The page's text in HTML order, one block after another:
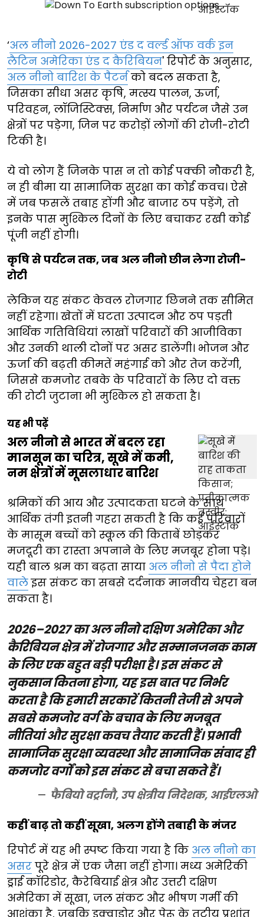
‘अल नीनो 2026-2027 एंड द वर्ल्ड ऑफ वर्क इन
लैटिन अमेरिका एंड द कैरिबियन' रिपोर्ट के अनुसार,
अल नीनो बारिश के पैटर्नको बदल सकता है,
जिसका सीधा असर कृषि, मत्स्य पालन, ऊर्जा,
परिवहन, लॉजिस्टिक्स, निर्माण और पर्यटन जैसे उन
क्षेत्रों पर पड़ेगा, जिन पर करोड़ों लोगों की रोजी-रोटी
टिकी है।
ये वो लोग हैं जिनके पास न तो कोई पक्की नौकरी है,
न ही बीमा या सामाजिक सुरक्षा का कोई कवच। ऐसे
में जब फसलें तबाह होंगी और बाजार ठप पड़ेंगे, तो
इनके पास मुश्किल दिनों के लिए बचाकर रखी कोई
पूंजी नहीं होगी।
कृषि से पर्यटन तक, जब अल नीनो छीन लेगा रोजी-
रोटी
लेकिन यह संकट केवल रोजगार छिनने तक सीमित
नहीं रहेगा। खेतों में घटता उत्पादन और ठप पड़ती
आर्थिक गतिविधियां लाखों परिवारों की आजीविका
और उनकी थाली दोनों पर असर डालेंगी। भोजन और
ऊर्जा की बढ़ती कीमतें महंगाई को और तेज करेंगी,
जिससे कमजोर तबके के परिवारों के लिए दो वक्त
की रोटी जुटाना भी मुश्किल हो सकता है।
यह भी पढ़ें
अल नीनो से भारत में बदल रहा
मानसून का चरित्र, सूखे में कमी,
नम क्षेत्रों में मूसलाधार बारिश
श्रमिकों की आय और उत्पादकता घटने के साथ
आर्थिक तंगी इतनी गहरा सकती है कि कई परिवारों
के मासूम बच्चों को स्कूल की किताबें छोड़कर
मजदूरी का रास्ता अपनाने के लिए मजबूर होना पड़े।
यही बाल श्रम का बढ़ता साया अल नीनो से पैदा होने
वालेइस संकट का सबसे दर्दनाक मानवीय चेहरा बन
सकता है।
2026–2027 का अल नीनो दक्षिण अमेरिका और
कैरिबियन क्षेत्र में रोजगार और सम्मानजनक काम
के लिए एक बहुत बड़ी परीक्षा है। इस संकट से
नुकसान कितना होगा, यह इस बात पर निर्भर
करता है कि हमारी सरकारें कितनी तेजी से अपने
सबसे कमजोर वर्ग के बचाव के लिए मजबूत
नीतियां और सुरक्षा कवच तैयार करती हैं। प्रभावी
सामाजिक सुरक्षा व्यवस्था और सामाजिक संवाद ही
कमजोर वर्गों को इस संकट से बचा सकते हैं।
फैबियो वर्ट्रानौ, उप क्षेत्रीय निदेशक, आईएलओ
कहीं बाढ़ तो कहीं सूखा, अलग होंगे तबाही के मंजर
रिपोर्ट में यह भी स्पष्ट किया गया है कि अल नीनो का
असर पूरे क्षेत्र में एक जैसा नहीं होगा। मध्य अमेरिकी
ड्राई कॉरिडोर, कैरेबियाई क्षेत्र और उत्तरी दक्षिण
अमेरिका में सूखा, जल संकट और भीषण गर्मी की
आशंका है, जबकि इक्वाडोर और पेरू के तटीय प्रशांत